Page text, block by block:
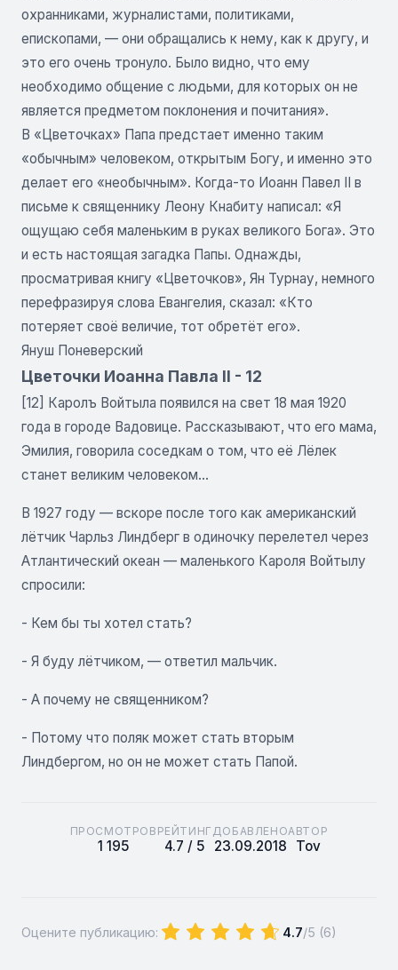
охранниками, журналистами, политиками,
епископами, — они обращались к нему, как к другу, и
это его очень тронуло. Было видно, что ему
необходимо общение с людьми, для которых он не
является предметом поклонения и почитания».
В «Цветочках» Папа предстает именно таким
«обычным» человеком, открытым Богу, и именно это
делает его «необычным». Когда-то Иоанн Павел II в
письме к священнику Леону Кнабиту написал: «Я
ощущаю себя маленьким в руках великого Бога». Это
и есть настоящая загадка Папы. Однажды,
просматривая книгу «Цветочков», Ян Турнау, немного
перефразируя слова Евангелия, сказал: «Кто
потеряет своё величие, тот обретёт его».
Януш Поневерский
Цветочки Иоанна Павла II - 12
[12] Каролъ Войтыла появился на свет 18 мая 1920
года в городе Вадовице. Рассказывают, что его мама,
Эмилия, говорила соседкам о том, что её Лёлек
станет великим человеком...
В 1927 году — вскоре после того как американский
лётчик Чарльз Линдберг в одиночку перелетел через
Атлантический океан — маленького Кароля Войтылу
спросили:
- Кем бы ты хотел стать?
- Я буду лётчиком, — ответил мальчик.
- А почему не священником?
- Потому что поляк может стать вторым
Линдбергом, но он не может стать Папой.
ПРОСМОТРОВ
1 195
РЕЙТИНГ
4.7 / 5
ДОБАВЛЕНО
23.09.2018
АВТОР
Tov
Оцените публикацию: 4.7/5 (6)